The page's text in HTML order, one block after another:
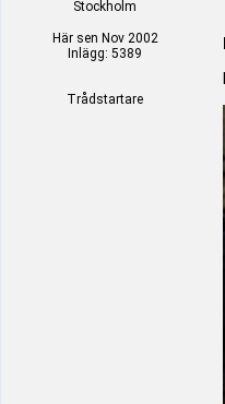
Stockholm
Här sen Nov 2002
Inlägg: 5389
Trådstartare